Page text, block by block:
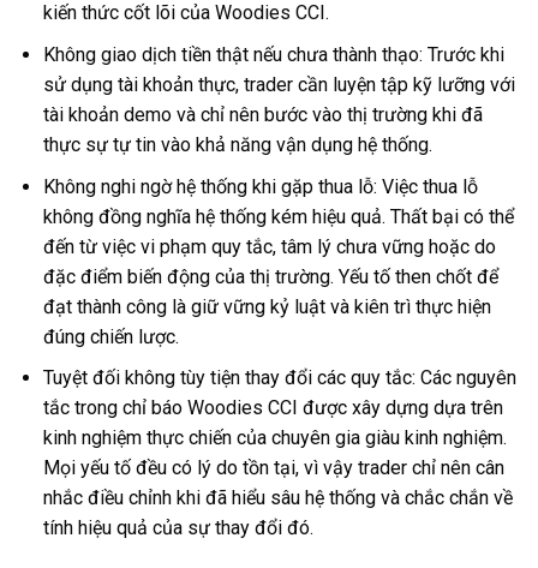
kiến thức cốt lõi của Woodies CCI.
Không giao dịch tiền thật nếu chưa thành thạo: Trước khi
sử dụng tài khoản thực, trader cần luyện tập kỹ lưỡng với
tài khoản demo và chỉ nên bước vào thị trường khi đã
thực sự tự tin vào khả năng vận dụng hệ thống.
Không nghi ngờ hệ thống khi gặp thua lỗ: Việc thua lỗ
không đồng nghĩa hệ thống kém hiệu quả. Thất bại có thể
đến từ việc vi phạm quy tắc, tâm lý chưa vững hoặc do
đặc điểm biến động của thị trường. Yếu tố then chốt để
đạt thành công là giữ vững kỷ luật và kiên trì thực hiện
đúng chiến lược.
Tuyệt đối không tùy tiện thay đổi các quy tắc: Các nguyên
tắc trong chỉ báo Woodies CCI được xây dựng dựa trên
kinh nghiệm thực chiến của chuyên gia giàu kinh nghiệm.
Mọi yếu tố đều có lý do tồn tại, vì vậy trader chỉ nên cân
nhắc điều chỉnh khi đã hiểu sâu hệ thống và chắc chắn về
tính hiệu quả của sự thay đổi đó.